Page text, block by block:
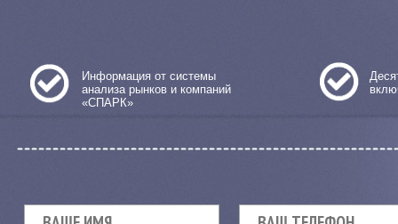
Информация от системы
анализа рынков и компаний
«СПАРК»